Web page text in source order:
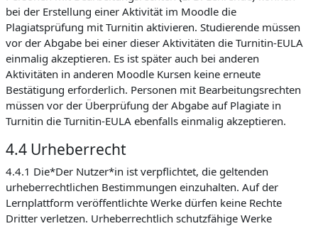
bei der Erstellung einer Aktivität im Moodle die
Plagiatsprüfung mit Turnitin aktivieren. Studierende müssen
vor der Abgabe bei einer dieser Aktivitäten die Turnitin-EULA
einmalig akzeptieren. Es ist später auch bei anderen
Aktivitäten in anderen Moodle Kursen keine erneute
Bestätigung erforderlich. Personen mit Bearbeitungsrechten
müssen vor der Überprüfung der Abgabe auf Plagiate in
Turnitin die Turnitin-EULA ebenfalls einmalig akzeptieren.
4.4 Urheberrecht
4.4.1 Die*Der Nutzer*in ist verpflichtet, die geltenden
urheberrechtlichen Bestimmungen einzuhalten. Auf der
Lernplattform veröffentlichte Werke dürfen keine Rechte
Dritter verletzen. Urheberrechtlich schutzfähige Werke